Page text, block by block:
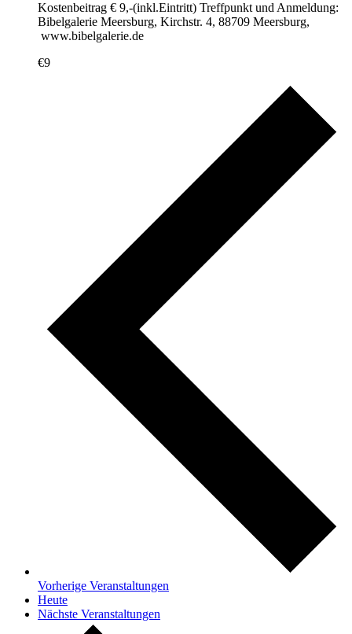
Kostenbeitrag € 9,-(inkl.Eintritt) Treffpunkt und Anmeldung:
Bibelgalerie Meersburg, Kirchstr. 4, 88709 Meersburg,
www.bibelgalerie.de
€9
Vorherige Veranstaltungen
Heute
Nächste Veranstaltungen